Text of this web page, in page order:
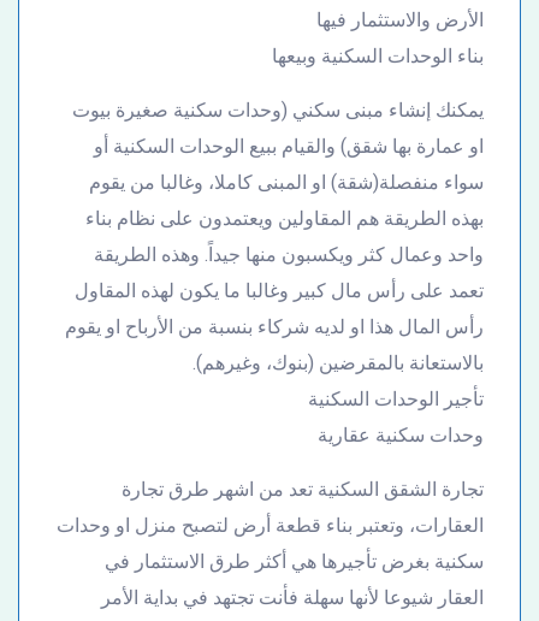
الأرض والاستثمار فيها
بناء الوحدات السكنية وبيعها
يمكنك إنشاء مبنى سكني (وحدات سكنية صغيرة بيوت
او عمارة بها شقق) والقيام ببيع الوحدات السكنية أو
سواء منفصلة(شقة) او المبنى كاملا، وغالبا من يقوم
بهذه الطريقة هم المقاولين ويعتمدون على نظام بناء
واحد وعمال كثر ويكسبون منها جيداً. وهذه الطريقة
تعمد على رأس مال كبير وغالبا ما يكون لهذه المقاول
رأس المال هذا او لديه شركاء بنسبة من الأرباح او يقوم
بالاستعانة بالمقرضين (بنوك، وغيرهم).
تأجير الوحدات السكنية
وحدات سكنية عقارية
تجارة الشقق السكنية تعد من اشهر طرق تجارة
العقارات، وتعتبر بناء قطعة أرض لتصبح منزل او وحدات
سكنية بغرض تأجيرها هي أكثر طرق الاستثمار في
العقار شيوعا لأنها سهلة فأنت تجتهد في بداية الأمر